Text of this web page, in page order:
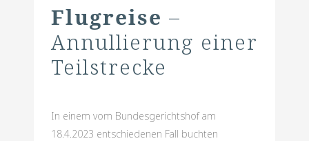
Flugreise –
Annullierung einer
Teilstrecke
In einem vom Bundesgerichtshof am
18.4.2023 entschiedenen Fall buchten